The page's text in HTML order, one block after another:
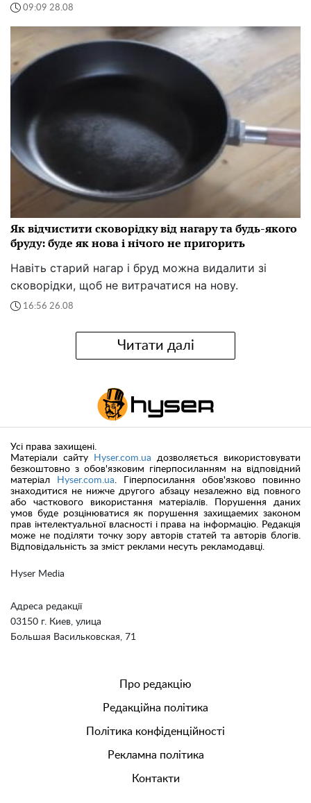
09:09 28.08
Як відчистити сковорідку від нагару та будь-якого
бруду: буде як нова і нічого не пригорить
Навіть старий нагар і бруд можна видалити зі
сковорідки, щоб не витрачатися на нову.
16:56 26.08
Читати далі
Hyser Media
Адреса редакції
03150 г. Киев, улица
Большая Васильковская, 71
Усі права захищені.
Матеріали сайту
Hyser.com.ua дозволяється використовувати
безкоштовно з обов'язковим гіперпосиланням на відповідний
матеріал
Hyser.com.ua. Гіперпосилання обов'язково повинно
знаходитися не нижче другого абзацу незалежно від повного
або часткового використання матеріалів. Порушення даних
умов буде розцінюватися як порушення захищаемих законом
прав інтелектуальної власності і права на інформацію. Редакція
може не поділяти точку зору авторів статей та авторів блогів.
Відповідальність за зміст реклами несуть рекламодавці.
Про редакцію
Редакційна політика
Політика конфіденційності
Рекламна політика
Контакти